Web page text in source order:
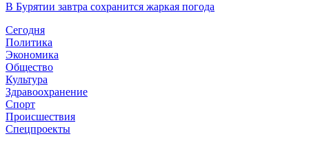
В Бурятии завтра сохранится жаркая погода
Сегодня
Политика
Экономика
Общество
Культура
Здравоохранение
Спорт
Происшествия
Спецпроекты